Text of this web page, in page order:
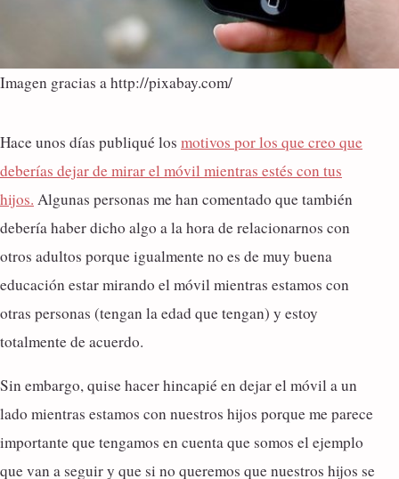
Imagen gracias a http://pixabay.com/
Hace unos días publiqué los motivos por los que creo que
deberías dejar de mirar el móvil mientras estés con tus
hijos. Algunas personas me han comentado que también
debería haber dicho algo a la hora de relacionarnos con
otros adultos porque igualmente no es de muy buena
educación estar mirando el móvil mientras estamos con
otras personas (tengan la edad que tengan) y estoy
totalmente de acuerdo.
Sin embargo, quise hacer hincapié en dejar el móvil a un
lado mientras estamos con nuestros hijos porque me parece
importante que tengamos en cuenta que somos el ejemplo
que van a seguir y que si no queremos que nuestros hijos se